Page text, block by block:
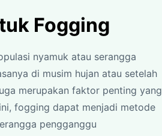
Fogging
nyamuk atau serangga
di musim hujan atau setelah
merupakan faktor penting yang
fogging dapat menjadi metode
pengganggu